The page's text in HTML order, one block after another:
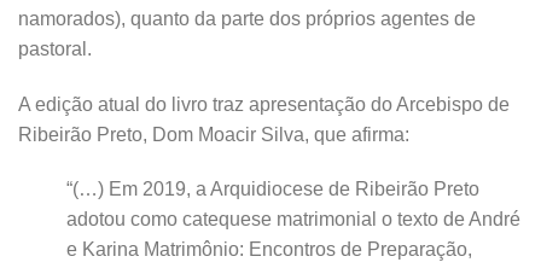
namorados), quanto da parte dos próprios agentes de
pastoral.
A edição atual do livro traz apresentação do Arcebispo de
Ribeirão Preto, Dom Moacir Silva, que afirma:
“(…) Em 2019, a Arquidiocese de Ribeirão Preto
adotou como catequese matrimonial o texto de André
e Karina Matrimônio: Encontros de Preparação,